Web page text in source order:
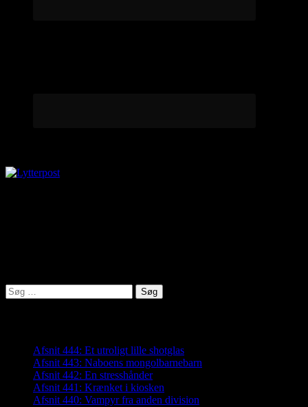
Søg
efter:
Afsnit 444: Et utroligt lille shotglas
Afsnit 443: Naboens mongolbarnebarn
Afsnit 442: En stresshånder
Afsnit 441: Krænket i kiosken
Afsnit 440: Vampyr fra anden division